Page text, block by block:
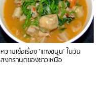
ความเชื่อเรื่อง ‘แกงขนุน’ ในวัน
สงกรานต์ของชาวเหนือ